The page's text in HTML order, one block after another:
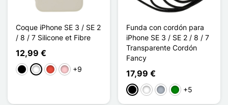
Coque iPhone SE 3 / SE 2
/ 8 / 7 Silicone et Fibre
12,99 €
NegroBlancoRojoRosa+9
Funda con cordón para
iPhone SE 3 / SE 2 / 8 / 7
Transparente Cordón
Fancy
17,99 €
NegroBlanco
Gris Verde
+5